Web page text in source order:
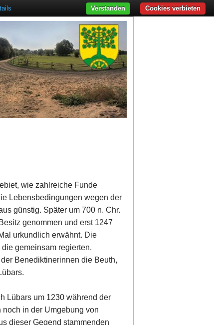
wie zahlreiche Funde
Lebensbedingungen wegen der
günstig. Später um 700 n. Chr.
genommen und erst 1247
urkundlich erwähnt. Die
gemeinsam regierten,
Benediktinerinnen die Beuth,
Lübars um 1230 während der
in der Umgebung von
dieser Gegend stammenden
Cookies verbieten
Verstanden